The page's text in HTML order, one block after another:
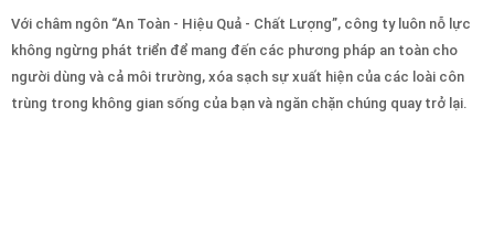
Với châm ngôn “An Toàn - Hiệu Quả - Chất Lượng”, công ty luôn nỗ lực
không ngừng phát triển để mang đến các phương pháp an toàn cho
người dùng và cả môi trường, xóa sạch sự xuất hiện của các loài côn
trùng trong không gian sống của bạn và ngăn chặn chúng quay trở lại.